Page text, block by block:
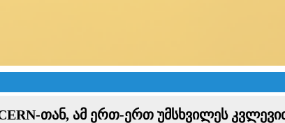
თან, ამ ერთ-ერთ უმსხვილეს